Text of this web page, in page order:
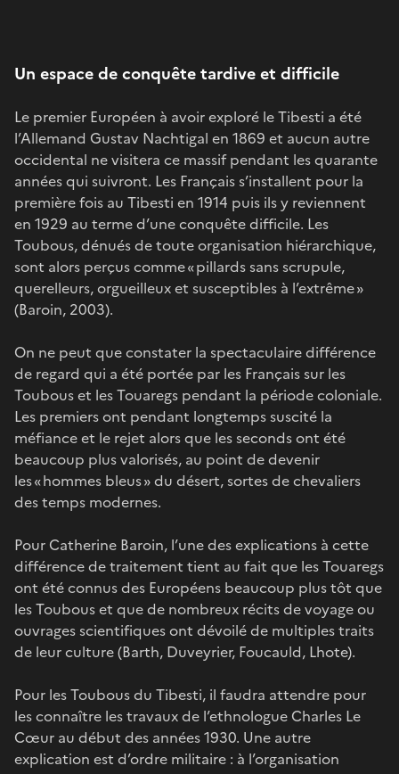
Un espace de conquête tardive et difficile
Le premier Européen à avoir exploré le Tibesti a été
l’Allemand Gustav Nachtigal en 1869 et aucun autre
occidental ne visitera ce massif pendant les quarante
années qui suivront. Les Français s’installent pour la
première fois au Tibesti en 1914 puis ils y reviennent
en 1929 au terme d’une conquête difficile. Les
Toubous, dénués de toute organisation hiérarchique,
sont alors perçus comme « pillards sans scrupule,
querelleurs, orgueilleux et susceptibles à l’extrême »
(Baroin, 2003).
On ne peut que constater la spectaculaire différence
de regard qui a été portée par les Français sur les
Toubous et les Touaregs pendant la période coloniale.
Les premiers ont pendant longtemps suscité la
méfiance et le rejet alors que les seconds ont été
beaucoup plus valorisés, au point de devenir
les « hommes bleus » du désert, sortes de chevaliers
des temps modernes.
Pour Catherine Baroin, l’une des explications à cette
différence de traitement tient au fait que les Touaregs
ont été connus des Européens beaucoup plus tôt que
les Toubous et que de nombreux récits de voyage ou
ouvrages scientifiques ont dévoilé de multiples traits
de leur culture (Barth, Duveyrier, Foucauld, Lhote).
Pour les Toubous du Tibesti, il faudra attendre pour
les connaître les travaux de l’ethnologue Charles Le
Cœur au début des années 1930. Une autre
explication est d’ordre militaire : à l’organisation